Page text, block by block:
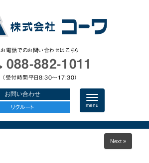
お電話でのお問い合わせはこちら
088-882-1011
（受付時間平日8:30〜17:30）
お問い合わせ
リクルート
N
a
v
i
g
menu
Next »